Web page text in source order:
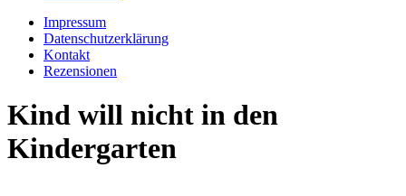
Impressum
Datenschutzerklärung
Kontakt
Rezensionen
Kind will nicht in den
Kindergarten